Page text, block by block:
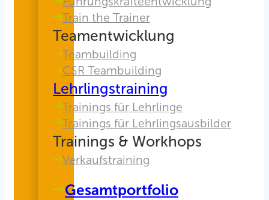
Train the Trainer
Teamentwicklung
Teambuilding
CSR Teambuilding
Lehrlingstraining
Trainings für Lehrlinge
Trainings für Lehrlingsausbilder
Trainings & Workhops
Verkaufstraining
Gesamtportfolio